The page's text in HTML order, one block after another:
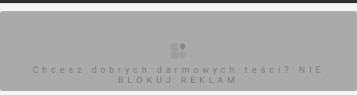
Chcesz dobrych darmowych teści? NIE
BLOKUJ REKLAM